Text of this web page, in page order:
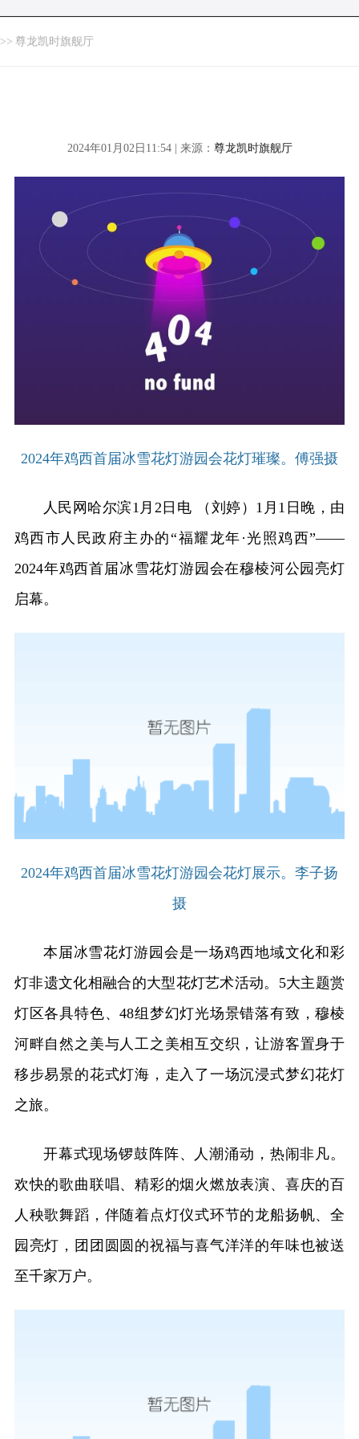
>> 尊龙凯时旗舰厅
2024年01月02日11:54 | 来源： 尊龙凯时旗舰厅
2024年鸡西首届冰雪花灯游园会花灯璀璨。傅强摄
人民网哈尔滨1月2日电 （刘婷）1月1日晚，由
鸡西市人民政府主办的“福耀龙年·光照鸡西”——
2024年鸡西首届冰雪花灯游园会在穆棱河公园亮灯
启幕。
2024年鸡西首届冰雪花灯游园会花灯展示。李子扬
摄
本届冰雪花灯游园会是一场鸡西地域文化和彩
灯非遗文化相融合的大型花灯艺术活动。5大主题赏
灯区各具特色、48组梦幻灯光场景错落有致，穆棱
河畔自然之美与人工之美相互交织，让游客置身于
移步易景的花式灯海，走入了一场沉浸式梦幻花灯
之旅。
开幕式现场锣鼓阵阵、人潮涌动，热闹非凡。
欢快的歌曲联唱、精彩的烟火燃放表演、喜庆的百
人秧歌舞蹈，伴随着点灯仪式环节的龙船扬帆、全
园亮灯，团团圆圆的祝福与喜气洋洋的年味也被送
至千家万户。